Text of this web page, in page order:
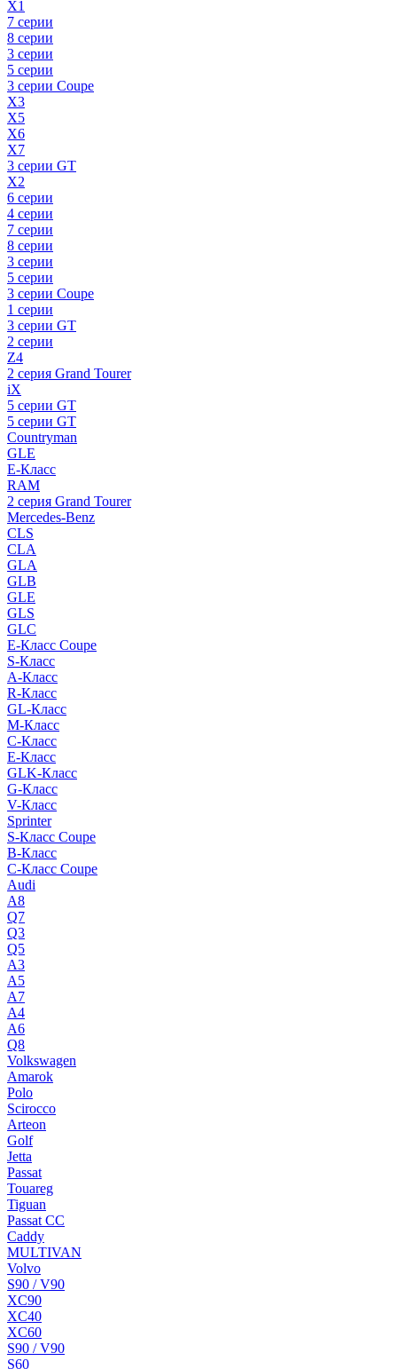
X1
7 серии
8 серии
3 серии
5 серии
3 серии Coupe
X3
X5
X6
X7
3 серии GT
X2
6 серии
4 серии
7 серии
8 серии
3 серии
5 серии
3 серии Coupe
1 серии
3 серии GT
2 серии
Z4
2 серия Grand Tourer
iX
5 серии GT
5 серии GT
Countryman
GLE
E-Класс
RAM
2 серия Grand Tourer
Mercedes-Benz
CLS
CLA
GLA
GLB
GLE
GLS
GLC
E-Класс Coupe
S-Класс
A-Класс
R-Класс
GL-Класс
M-Класс
C-Класс
E-Класс
GLK-Класс
G-Класс
V-Класс
Sprinter
S-Класс Сoupe
B-Класс
C-Класс Coupe
Audi
A8
Q7
Q3
Q5
A3
A5
A7
A4
A6
Q8
Volkswagen
Amarok
Polo
Scirocco
Arteon
Golf
Jetta
Passat
Touareg
Tiguan
Passat CC
Caddy
MULTIVAN
Volvo
S90 / V90
XC90
XC40
XC60
S90 / V90
S60